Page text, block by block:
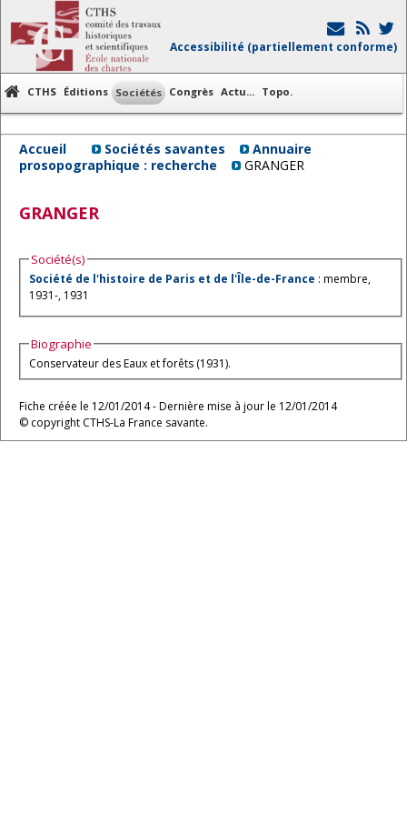
Accessibilité (partiellement conforme)
CTHS Éditions Sociétés Congrès Actu... Topo.
Accueil Sociétés savantes
Annuaire
prosopographique : recherche
GRANGER
GRANGER
Société(s)
Société de l'histoire de Paris et de l'Île-de-France : membre,
1931-, 1931
Biographie
Conservateur des Eaux et forêts (1931).
Fiche créée le 12/01/2014 - Dernière mise à jour le 12/01/2014
© copyright CTHS-La France savante.